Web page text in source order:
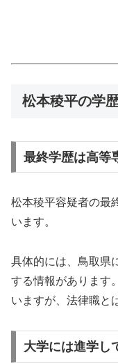
松本稜平の学
最終学歴は高等
松本稜平容疑者の最
います。
具体的には、鳥取県
する情報があります
いますが、法律職と
大学には進学し